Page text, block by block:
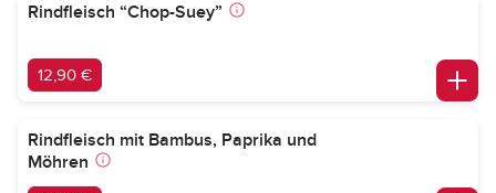
Rindfleisch “Chop-Suey”
12,90 €
Rindfleisch mit Bambus, Paprika und
Möhren